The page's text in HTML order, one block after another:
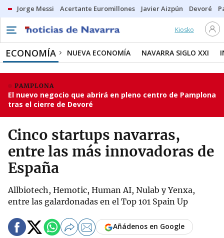
Jorge Messi Acertante Euromillones Javier Aizpún Devoré
Kiosko
ECONOMÍA NUEVA ECONOMÍA NAVARRA SIGLO XXI
PAMPLONA
El nuevo negocio que abrirá en pleno centro de Pamplona
tras el cierre de Devoré
Cinco startups navarras,
entre las más innovadoras de
España
Allbiotech, Hemotic, Human AI, Nulab y Yenxa,
entre las galardonadas en el Top 101 Spain Up
Añádenos en Google